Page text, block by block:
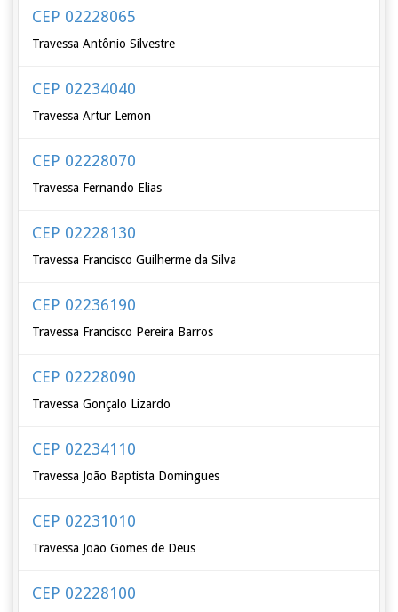
CEP 02228065
Travessa Antônio Silvestre
CEP 02234040
Travessa Artur Lemon
CEP 02228070
Travessa Fernando Elias
CEP 02228130
Travessa Francisco Guilherme da Silva
CEP 02236190
Travessa Francisco Pereira Barros
CEP 02228090
Travessa Gonçalo Lizardo
CEP 02234110
Travessa João Baptista Domingues
CEP 02231010
Travessa João Gomes de Deus
CEP 02228100